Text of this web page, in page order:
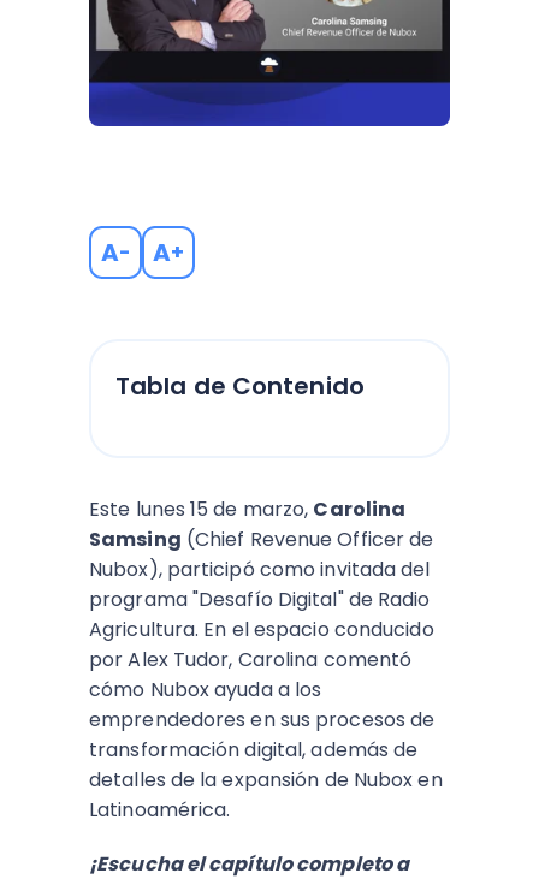
A- A+
Tabla de Contenido
Este lunes 15 de marzo, Carolina
Samsing (Chief Revenue Officer de
Nubox), participó como invitada del
programa "Desafío Digital" de Radio
Agricultura. En el espacio conducido
por Alex Tudor, Carolina comentó
cómo Nubox ayuda a los
emprendedores en sus procesos de
transformación digital, además de
detalles de la expansión de Nubox en
Latinoamérica.
¡Escucha el capítulo completo a